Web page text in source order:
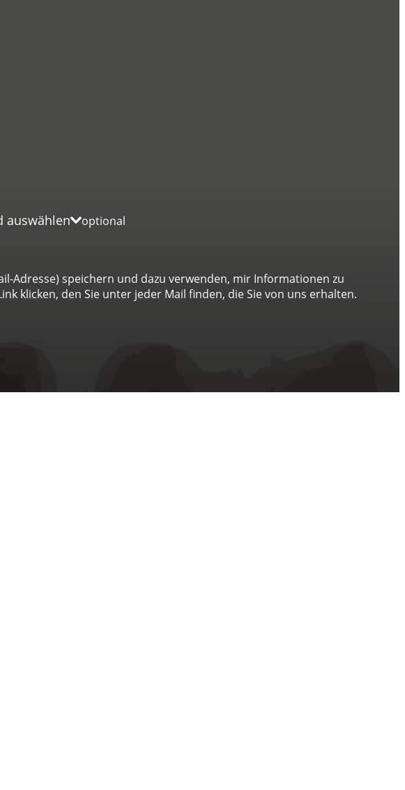
auswählen optional
Adresse) speichern und dazu verwenden, mir Informationen zu
klicken, den Sie unter jeder Mail finden, die Sie von uns erhalten.